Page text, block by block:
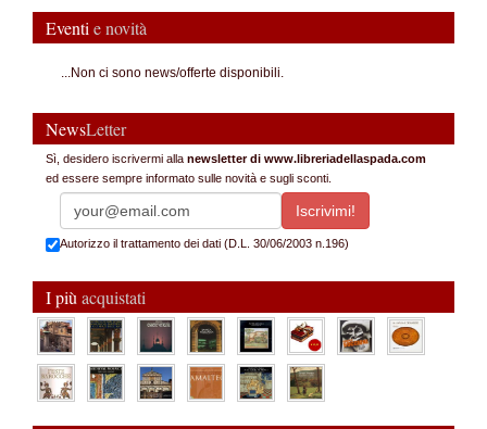
Eventi e novità
...Non ci sono news/offerte disponibili.
NewsLetter
Sì, desidero iscrivermi alla newsletter di www.libreriadellaspada.com
ed essere sempre informato sulle novità e sugli sconti.
Autorizzo il trattamento dei dati (D.L. 30/06/2003 n.196)
I più acquistati